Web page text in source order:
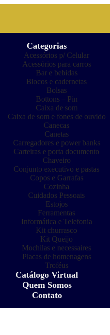
Categorias
Acessórios p/ Celular
Acessórios para carros
Bar e bebidas
Blocos e cadernetas
Bolsas
Bottons – Pin
Caixa de som
Caixa de som e fones de ouvido
Canecas
Canetas
Carregadores e power banks
Carteiras e porta documento
Chaveiro
Conjunto executivo e pastas
Copos e Garrafas
Cozinha
Cuidados Pessoais
Estojos
Ferramentas
Informática e Telefonia
Kit churrasco
Kit Queijo
Mochilas e necessaires
Placas de homenagens
Troféus
Catálogo Virtual
Quem Somos
Contato